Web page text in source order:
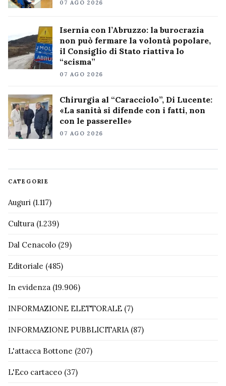
07 AGO 2026
Isernia con l’Abruzzo: la burocrazia
non può fermare la volontà popolare,
il Consiglio di Stato riattiva lo
“scisma”
07 AGO 2026
Chirurgia al “Caracciolo”, Di Lucente:
«La sanità si difende con i fatti, non
con le passerelle»
07 AGO 2026
CATEGORIE
Auguri (1.117)
Cultura (1.239)
Dal Cenacolo (29)
Editoriale (485)
In evidenza (19.906)
INFORMAZIONE ELETTORALE (7)
INFORMAZIONE PUBBLICITARIA(87)
L'attacca Bottone (207)
L'Eco cartaceo (37)